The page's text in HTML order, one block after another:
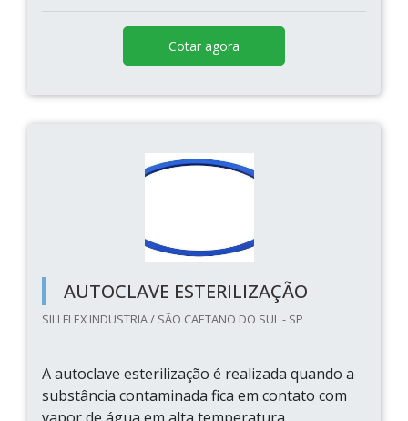
Cotar agora
AUTOCLAVE ESTERILIZAÇÃO
SILLFLEX INDUSTRIA / SÃO CAETANO DO SUL - SP
A autoclave esterilização é realizada quando a
substância contaminada fica em contato com